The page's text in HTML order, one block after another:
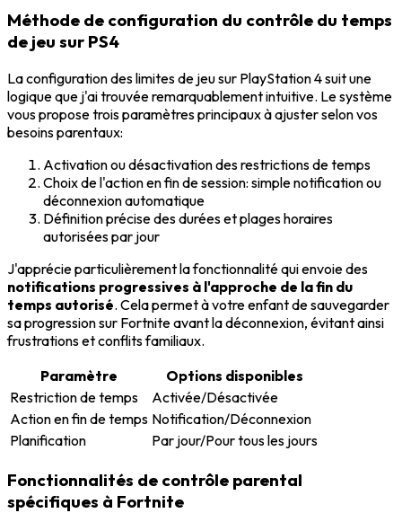
Méthode de configuration du contrôle du temps
de jeu sur PS4
La configuration des limites de jeu sur PlayStation 4 suit une
logique que j'ai trouvée remarquablement intuitive. Le système
vous propose trois paramètres principaux à ajuster selon vos
besoins parentaux:
Activation ou désactivation des restrictions de temps
Choix de l'action en fin de session: simple notification ou
déconnexion automatique
Définition précise des durées et plages horaires
autorisées par jour
J'apprécie particulièrement la fonctionnalité qui envoie des
notifications progressives à l'approche de la fin du
temps autorisé. Cela permet à votre enfant de sauvegarder
sa progression sur Fortnite avant la déconnexion, évitant ainsi
frustrations et conflits familiaux.
Paramètre
Options disponibles
Restriction de temps
Activée/Désactivée
Action en fin de temps Notification/Déconnexion
Planification
Par jour/Pour tous les jours
Fonctionnalités de contrôle parental
spécifiques à Fortnite